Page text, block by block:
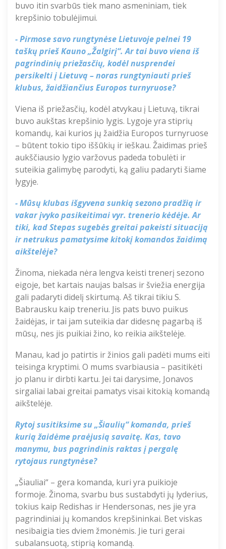
buvo itin svarbūs tiek mano asmeniniam, tiek
krepšinio tobulėjimui.
- Pirmose savo rungtynėse Lietuvoje pelnei 19
taškų prieš Kauno „Žalgirį“. Ar tai buvo viena iš
pagrindinių priežasčių, kodėl nusprendei
persikelti į Lietuvą – noras rungtyniauti prieš
klubus, žaidžiančius Europos turnyruose?
Viena iš priežasčių, kodėl atvykau į Lietuvą, tikrai
buvo aukštas krepšinio lygis. Lygoje yra stiprių
komandų, kai kurios jų žaidžia Europos turnyruose
– būtenttokio tipo iššūkių ir ieškau. Žaidimas prieš
aukščiausio lygio varžovus padeda tobulėti ir
suteikia galimybę parodyti, ką galiu padaryti šiame
lygyje.
- Mūsų klubas išgyvena sunkią sezono pradžią ir
vakarįvyko pasikeitimai vyr. trenerio kėdėje. Ar
tiki, kad Stepas sugebės greitai pakeisti situaciją
ir netrukus pamatysime kitokį komandos žaidimą
aikštelėje?
Žinoma, niekada nėra lengva keisti trenerį sezono
eigoje, bet kartais naujas balsas ir šviežia energija
gali padaryti didelį skirtumą. Aš tikrai tikiu S.
Babrausku kaip treneriu. Jis pats buvo puikus
žaidėjas, ir tai jam suteikia dar didesnę pagarbą iš
mūsų, nes jis puikiai žino, ko reikia aikštelėje.
Manau, kad jo patirtis ir žinios gali padėti mums eiti
teisinga kryptimi. O mums svarbiausia – pasitikėti
jo planu ir dirbti kartu. Jei tai darysime, Jonavos
sirgaliai labai greitai pamatys visai kitokią komandą
aikštelėje.
Rytoj susitiksime su „Šiaulių“ komanda, prieš
kurią žaidėme praėjusią savaitę. Kas, tavo
manymu, bus pagrindinis raktas į pergalę
rytojaus rungtynėse?
„Šiauliai“ – gera komanda, kuri yra puikioje
formoje. Žinoma, svarbu bus sustabdyti jų lyderius,
tokius kaip Redishas ir Hendersonas, nes jie yra
pagrindiniai jų komandos krepšininkai. Bet viskas
nesibaigia ties dviem žmonėmis. Jie turi gerai
subalansuotą, stiprią komandą.